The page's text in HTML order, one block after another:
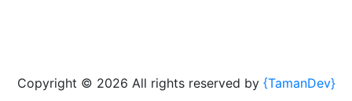
Copyright © 2026 All rights reserved by {TamanDev}